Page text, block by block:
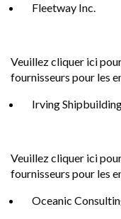
Fleetway Inc.
Veuillezcliquer ici
fournisseurs pour les
Irving
Veuillezcliquer ici
fournisseurs pour les
Oceanic